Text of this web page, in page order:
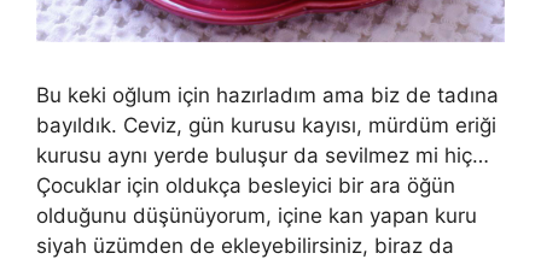
Bu keki oğlum için hazırladım ama biz de tadına
bayıldık. Ceviz, gün kurusu kayısı, mürdüm eriği
kurusu aynı yerde buluşur da sevilmez mi hiç…
Çocuklar için oldukça besleyici bir ara öğün
olduğunu düşünüyorum, içine kan yapan kuru
siyah üzümden de ekleyebilirsiniz, biraz da